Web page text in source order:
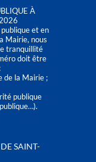
À
et en
Mairie, nous
tranquillité
doit être
de la Mairie ;
publique
SAINT-